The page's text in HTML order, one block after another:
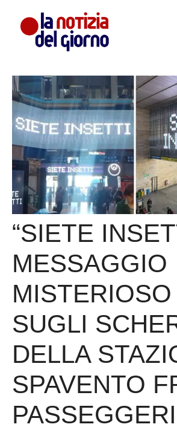
contenuto
“SIETE
MESSAGGIO
MISTERIOSO
SUGLI
DELLA
SPAVENTO
PASSEGGERI